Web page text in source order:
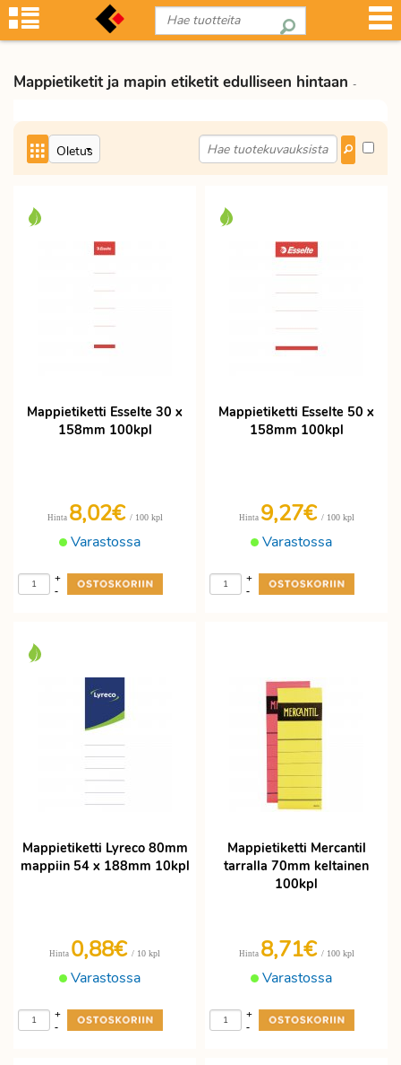
Mappietiketit ja mapin etiketit edulliseen hintaan -
Mappietiketti Esselte 30 x
158mm 100kpl
Varastossa
Hinta 8,02€ / 100 kpl
-
+
Mappietiketti Esselte 50 x
158mm 100kpl
Varastossa
Hinta 9,27€ / 100 kpl
-
+
Mappietiketti Lyreco 80mm
mappiin 54 x 188mm 10kpl
Varastossa
Hinta 0,88€ / 10 kpl
-
+
Mappietiketti Mercantil
tarralla 70mm keltainen
100kpl
Varastossa
Hinta 8,71€ / 100 kpl
-
+